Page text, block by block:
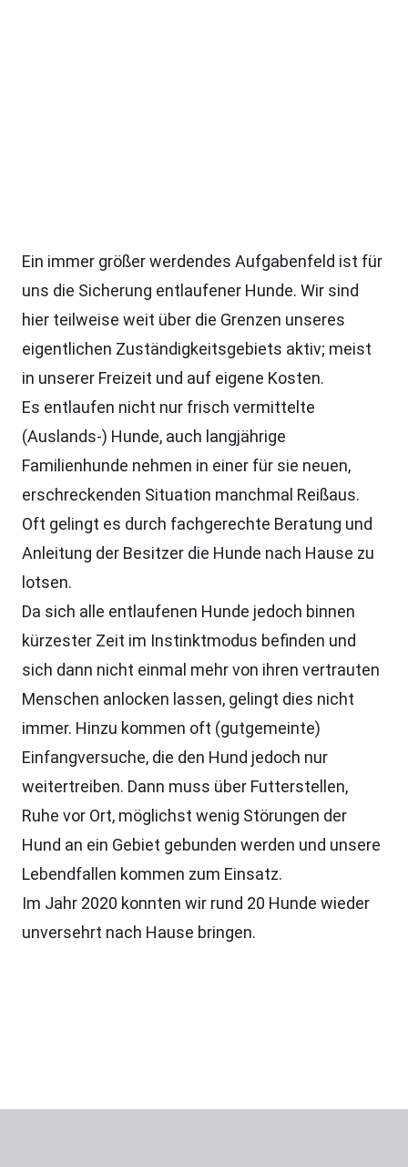
Ein immer größer werdendes Aufgabenfeld ist für
uns die Sicherung entlaufener Hunde. Wir sind
hier teilweise weit über die Grenzen unseres
eigentlichen Zuständigkeitsgebiets aktiv; meist
in unserer Freizeit und auf eigene Kosten.
Es entlaufen nicht nur frisch vermittelte
(Auslands-) Hunde, auch langjährige
Familienhunde nehmen in einer für sie neuen,
erschreckenden Situation manchmal Reißaus.
Oft gelingt es durch fachgerechte Beratung und
Anleitung der Besitzer die Hunde nach Hause zu
lotsen.
Da sich alle entlaufenen Hunde jedoch binnen
kürzester Zeit im Instinktmodus befinden und
sich dann nicht einmal mehr von ihren vertrauten
Menschen anlocken lassen, gelingt dies nicht
immer. Hinzu kommen oft (gutgemeinte)
Einfangversuche, die den Hund jedoch nur
weitertreiben. Dann muss über Futterstellen,
Ruhe vor Ort, möglichst wenig Störungen der
Hund an ein Gebiet gebunden werden und unsere
Lebendfallen kommen zum Einsatz.
Im Jahr 2020 konnten wir rund 20 Hunde wieder
unversehrt nach Hause bringen.